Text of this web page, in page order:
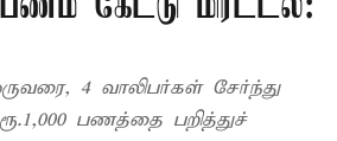
4 வாலிபர்கள் சேர்ந்து
ரூ.1,000 பணத்தை பறித்துச்